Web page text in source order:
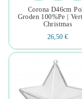
Corona D46cm
Groden 100%pe |
Christmas
26,50 €